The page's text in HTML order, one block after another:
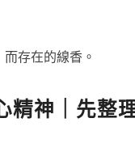
而存在的線香。
精神｜先整